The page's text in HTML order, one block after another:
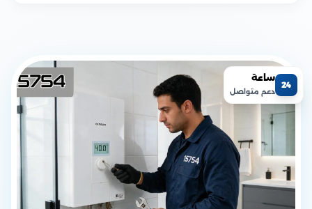
24
ساعة
دعم متواصل